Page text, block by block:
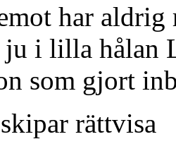
har
i lilla hålan
som gjort
rättvisa